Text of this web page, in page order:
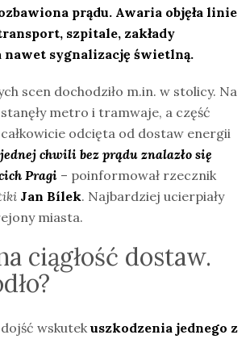
prądu. Awaria objęła linie
szpitale, zakłady
nawet sygnalizację świetlną.
scen dochodziło m.in. w stolicy. Na
metro i tramwaje, a część
odcięta od dostaw energii
chwili bez prądu znalazło się
Pragi – poinformował rzecznik
Jan Bílek. Najbardziej ucierpiały
miasta.
ciągłość dostaw.
wskutekuszkodzenia jednego z